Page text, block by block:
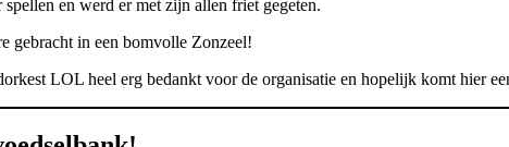
en werd er met zijn allen friet gegeten.
gebracht in een bomvolle Zonzeel!
LOL heel erg bedankt voor de organisatie en hopelijk komt hier